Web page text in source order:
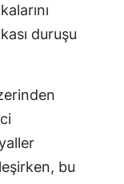
Kars
Kırklareli
Kırşehir
Kocaeli
duruşu
bu